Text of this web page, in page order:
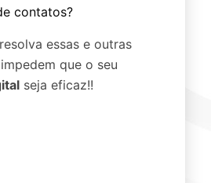
contatos?
essas e outras
que o seu
seja eficaz!!